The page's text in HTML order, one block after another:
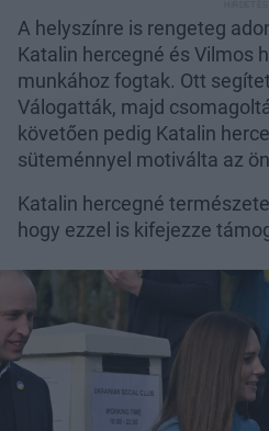
A helyszínre is rengeteg
Katalin hercegné és Vilmos
munkához fogtak. Ott
Válogatták, majd
követően pedig Katalin
süteménnyel motiválta az
Katalin hercegné
hogy ezzel is kifejezze